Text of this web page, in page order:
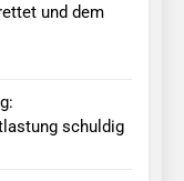
und dem
schuldig